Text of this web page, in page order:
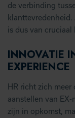
de verbinding
is dus van cruciaal
INNOVATIE
EXPERIENCE
HR richt zich
aanstellen van
zijn in opkomst,